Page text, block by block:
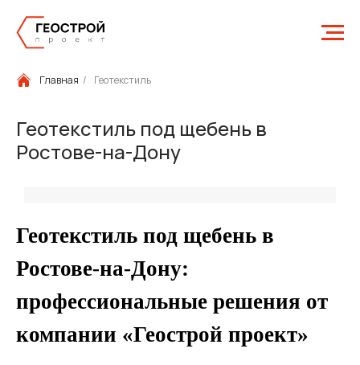
Главная / Геотекстиль
Геотекстиль под щебень в
Ростове-на-Дону
Геотекстиль под щебень в
Ростове-на-Дону:
профессиональные решения от
компании «Геострой проект»